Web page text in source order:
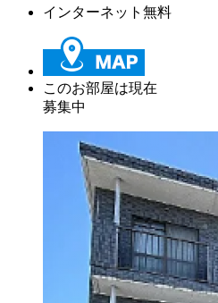
インターネット無料
このお部屋は現在
募集中